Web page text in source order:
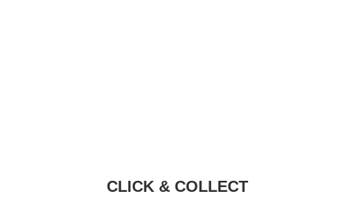
CLICK & COLLECT